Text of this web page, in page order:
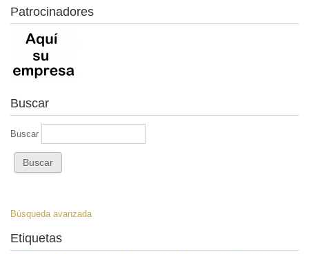
Patrocinadores
Buscar
Buscar
Búsqueda avanzada
Etiquetas